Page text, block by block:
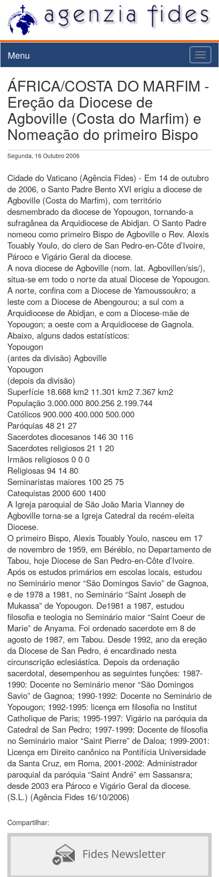
Menu
ÁFRICA/COSTA DO MARFIM -
Ereção da Diocese de
Agboville (Costa do Marfim) e
Nomeação do primeiro Bispo
Segunda, 16 Outubro 2006
Cidade do Vaticano (Agência Fides) - Em 14 de outubro
de 2006, o Santo Padre Bento XVI erigiu a diocese de
Agboville (Costa do Marfim), com território
desmembrado da diocese de Yopougon, tornando-a
sufragânea da Arquidiocese de Abidjan. O Santo Padre
nomeou como primeiro Bispo de Agboville o Rev. Alexis
Touably Youlo, do clero de San Pedro-en-Côte d’Ivoire,
Pároco e Vigário Geral da diocese.
A nova diocese de Agboville (nom. lat. Agbovillen/sis/),
situa-se em todo o norte da atual Diocese de Yopougon.
A norte, confina com a Diocese de Yamoussoukro; a
leste com a Diocese de Abengourou; a sul com a
Arquidiocese de Abidjan, e com a Diocese-mãe de
Yopougon; a oeste com a Arquidiocese de Gagnola.
Abaixo, alguns dados estatísticos:
Yopougon
(antes da divisão) Agboville
Yopougon
(depois da divisão)
Superfície 18.668 km2 11.301 km2 7.367 km2
População 3.000.000 800.256 2.199.744
Católicos 900.000 400.000 500.000
Paróquias 48 21 27
Sacerdotes diocesanos 146 30 116
Sacerdotes religiosos 21 1 20
Irmãos religiosos 0 0 0
Religiosas 94 14 80
Seminaristas maiores 100 25 75
Catequistas 2000 600 1400
A Igreja paroquial de São João Maria Vianney de
Agboville torna-se a Igreja Catedral da recém-eleita
Diocese.
O primeiro Bispo, Alexis Touably Youlo, nasceu em 17
de novembro de 1959, em Béréblo, no Departamento de
Tabou, hoje Diocese de San Pedro-en-Côte d’Ivoire.
Após os estudos primários em escolas locais, estudou
no Seminário menor “São Domingos Savio” de Gagnoa,
e de 1978 a 1981, no Seminário “Saint Joseph de
Mukassa” de Yopougon. De1981 a 1987, estudou
filosofia e teologia no Seminário maior “Saint Coeur de
Marie” de Anyama. Foi ordenado sacerdote em 8 de
agosto de 1987, em Tabou. Desde 1992, ano da ereção
da Diocese de San Pedro, é encardinado nesta
circunscrição eclesiástica. Depois da ordenação
sacerdotal, desempenhou as seguintes funções: 1987-
1990: Docente no Seminário menor “São Domingos
Savio” de Gagnoa; 1990-1992: Docente no Seminário de
Yopougon; 1992-1995: licença em filosofia no Institut
Catholique de Paris; 1995-1997: Vigário na paróquia da
Catedral de San Pedro; 1997-1999: Docente de filosofia
no Seminário maior “Saint Pierre” de Daloa; 1999-2001:
Licença em Direito canônico na Pontifícia Universidade
da Santa Cruz, em Roma, 2001-2002: Administrador
paroquial da paróquia “Saint André” em Sassansra;
desde 2003 era Pároco e Vigário Geral da diocese.
(S.L.) (Agência Fides 16/10/2006)
Compartilhar: